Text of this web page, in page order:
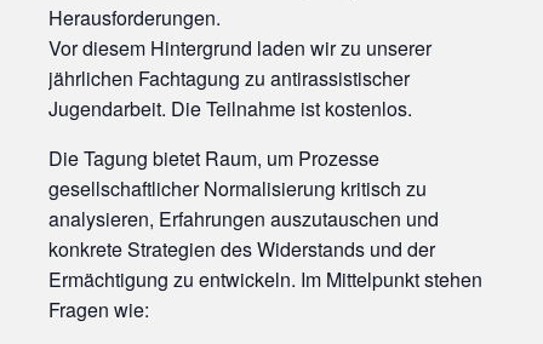
Herausforderungen.
Vor diesem Hintergrund laden wir zu unserer
jährlichen Fachtagung zu antirassistischer
Jugendarbeit. Die Teilnahme ist kostenlos.
Die Tagung bietet Raum, um Prozesse
gesellschaftlicher Normalisierung kritisch zu
analysieren, Erfahrungen auszutauschen und
konkrete Strategien des Widerstands und der
Ermächtigung zu entwickeln. Im Mittelpunkt stehen
Fragen wie: